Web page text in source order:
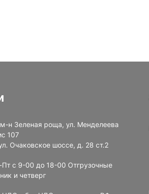
н Зеленая роща, ул. Менделеева
107
Очаковское шоссе, д. 28 ст.2
Пт с 9-00 до 18-00 Отгрузочные
и четверг